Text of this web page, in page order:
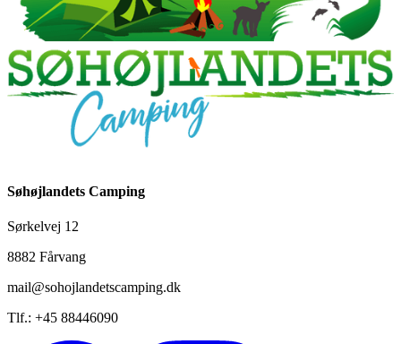
Søhøjlandets Camping
Sørkelvej 12
8882 Fårvang
mail@sohojlandetscamping.dk
Tlf.: +45 88446090